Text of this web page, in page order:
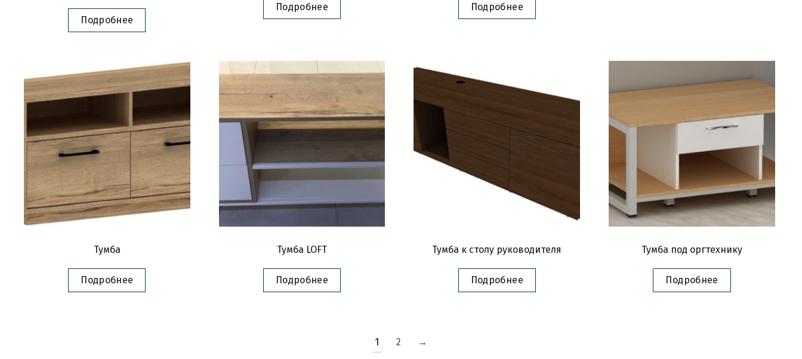
Подробнее
Подробнее Подробнее
Тумба
Подробнее
Тумба LOFT
Подробнее
Тумба к столу руководителя
Подробнее
Тумба под оргтехнику
Подробнее
1 2 →